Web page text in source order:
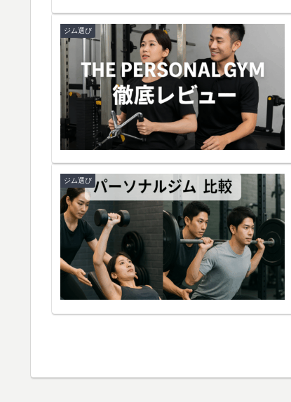
ジム選び
ジム選び